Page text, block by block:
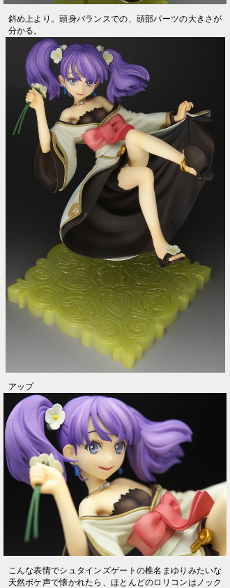
斜め上より。頭身バランスでの、頭部パーツの大きさが
分かる。
アップ
こんな表情でシュタインズゲートの椎名まゆりみたいな
天然ボケ声で懐かれたら、ほとんどのロリコンはノック